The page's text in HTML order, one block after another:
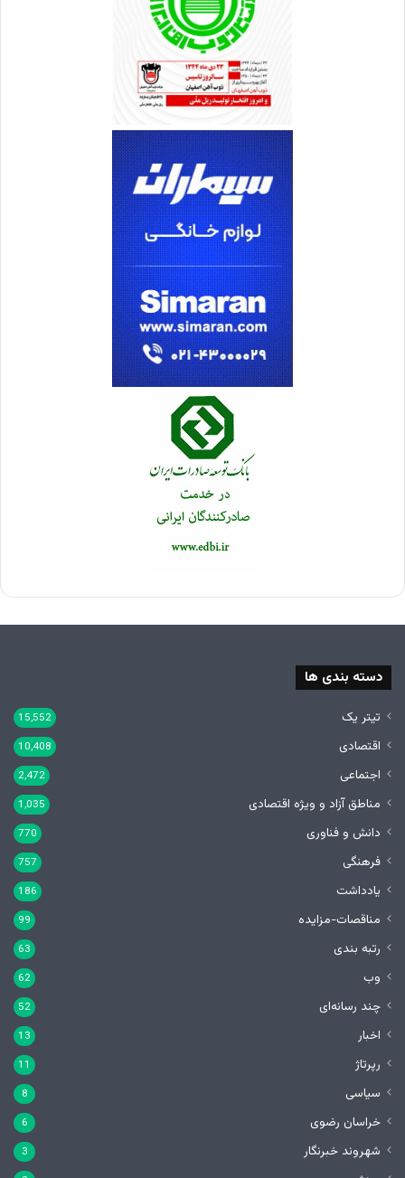
دسته بندی ها
تیتر یک 15,552
اقتصادی 10,408
اجتماعی 2,472
مناطق آزاد و ویژه اقتصادی 1,035
دانش و فناوری 770
فرهنگی 757
یادداشت 186
مناقصات-مزایده 99
رتبه بندی 63
وب 62
چند رسانه‌ای 52
اخبار 13
رپرتاژ 11
سیاسی 8
خراسان رضوی 6
شهروند خبرنگار 3